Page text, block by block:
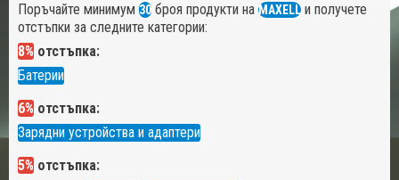
Поръчайте минимум 30 броя продукти на MAXELL и получете
отстъпки за следните категории:
8% отстъпка:
Батерии
6% отстъпка:
Зарядни устройства и адаптери
5% отстъпка: